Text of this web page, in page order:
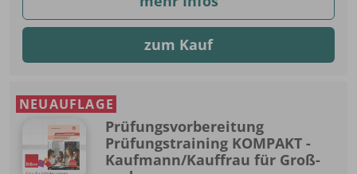
zum Kauf
NEUAUFLAGE
Prüfungsvorbereitung
Prüfungstraining KOMPAKT -
Kaufmann/Kauffrau für Groß-